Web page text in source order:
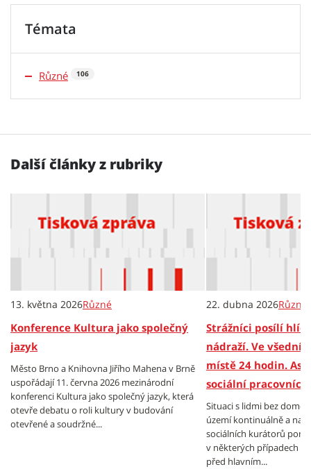
Témata
Různé 106
Další články z rubriky
13. května 2026Různé
Konference Kultura jako společný
jazyk
Město Brno a Knihovna Jiřího Mahena v Brně
uspořádají 11. června 2026 mezinárodní
konferenci Kultura jako společný jazyk, která
otevře debatu o roli kultury v budování
otevřené a soudržné...
22. dubna 2026Různé
Strážníci posílí
nádraží. Ve všední
místě 24 hodin.
sociální pracovníci
Situaci s lidmi bez
území kontinuálně a
sociálních kurátorů
v některých případech
před hlavním...